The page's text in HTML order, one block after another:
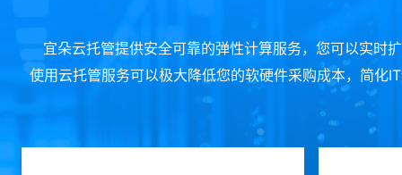
宜朵云托管提供安全可靠的弹性计算服务，您可以实时
使用云托管服务可以极大降低您的软硬件采购成本，简化